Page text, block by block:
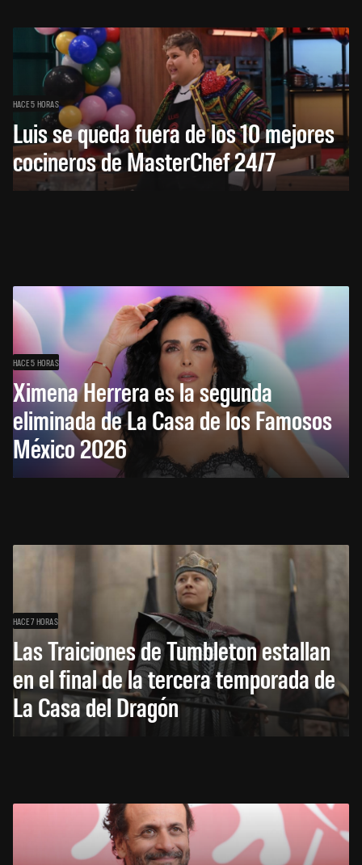
HACE 5 HORAS
Luis se queda fuera de los 10 mejores
cocineros de MasterChef 24/7
HACE 5 HORAS
Ximena Herrera es la segunda
eliminada de La Casa de los Famosos
México 2026
HACE 7 HORAS
Las Traiciones de Tumbleton estallan
en el final de la tercera temporada de
La Casa del Dragón